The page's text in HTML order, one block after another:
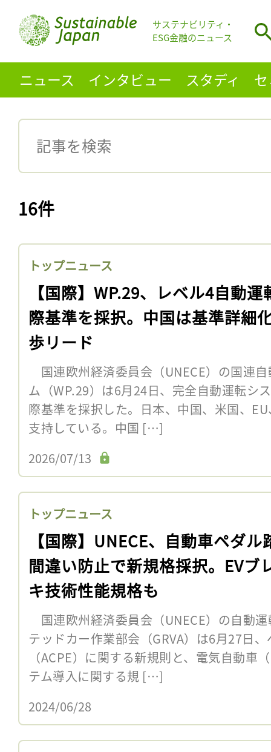
サステナビリティ・
ESG金融のニュース
ニュース インタビュー スタディ
16件
トップニュース
【国際】WP.29、レベル4自動運
際基準を採択。中国は基準詳細
歩リード
国連欧州経済委員会（UNECE）の国連
ム（WP.29）は6月24日、完全自動運転シ
際基準を採択した。日本、中国、米国、
支持している。中国 […]
2026/07/13
トップニュース
【国際】UNECE、自動車ペダル
間違い防止で新規格採択。EVブ
キ技術性能規格も
国連欧州経済委員会（UNECE）の自動
テッドカー作業部会（GRVA）は6月27日
（ACPE）に関する新規則と、電気自動車
テム導入に関する規 […]
2024/06/28